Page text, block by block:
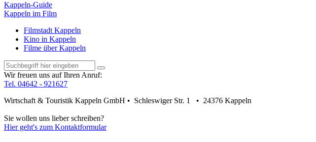
Kappeln-Guide
Kappeln im Film
Filmstadt Kappeln
Kino in Kappeln
Filme über Kappeln
Wir freuen uns auf Ihren Anruf:
Tel. 04642 - 921627
Wirtschaft & Touristik Kappeln GmbH • Schleswiger Str. 1 • 24376 Kappeln
Sie wollen uns lieber schreiben?
Hier geht's zum Kontaktformular